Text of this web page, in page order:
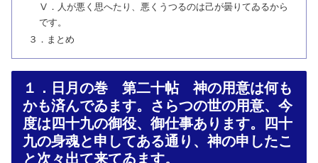
Ⅴ．人が悪く思へたり、悪くうつるのは己が曇りてゐるから
です。
３．まとめ
１．日月の巻 第二十帖 神の用意は何も
かも済んでゐます。さらつの世の用意、今
度は四十九の御役、御仕事あります。四十
九の身魂と申してある通り、神の申したこ
と次々出て来てゐます。